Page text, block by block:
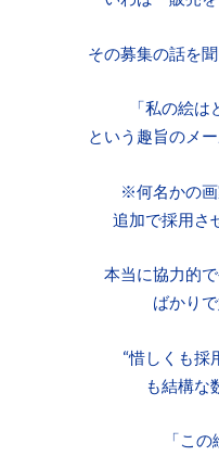
その募集の話を
「私の絵は
という趣旨のメ
※何名かの
追加で採用さ
本当に協力的
ばかり
“惜しくも採
も結構な
「こ